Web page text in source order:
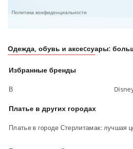
Политика конфиденциальности
Одежда, обувь и аксеcсуары:
Избранные бренды
В
Платье в других городах